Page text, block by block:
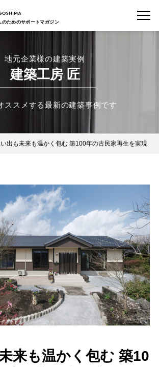
のためのサポートマガジン
地元企業様の建築実例
建築工房 匠
ススメする最新の建築事例です
出も未来も温かく包む 築100年の古民家再生を実現
来も温かく包む 築10